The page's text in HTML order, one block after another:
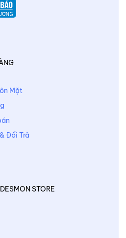
Mặt
Đổi Trả
STORE